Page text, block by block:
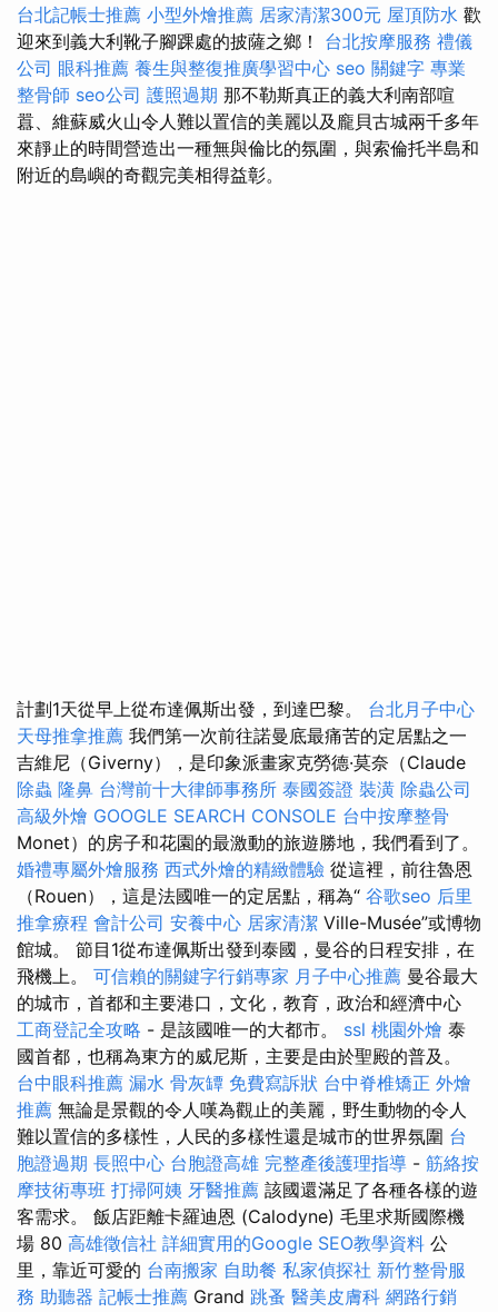
台北記帳士推薦 小型外燴推薦 居家清潔300元 屋頂防水 歡
迎來到義大利靴子腳踝處的披薩之鄉！ 台北按摩服務 禮儀
公司 眼科推薦 養生與整復推廣學習中心 seo 關鍵字 專業
整骨師 seo公司 護照過期 那不勒斯真正的義大利南部喧
囂、維蘇威火山令人難以置信的美麗以及龐貝古城兩千多年
來靜止的時間營造出一種無與倫比的氛圍，與索倫托半島和
附近的島嶼的奇觀完美相得益彰。
計劃1天從早上從布達佩斯出發，到達巴黎。 台北月子中心
天母推拿推薦 我們第一次前往諾曼底最痛苦的定居點之一
吉維尼（Giverny），是印象派畫家克勞德·莫奈（Claude
除蟲 隆鼻 台灣前十大律師事務所 泰國簽證 裝潢 除蟲公司
高級外燴 GOOGLE SEARCH CONSOLE 台中按摩整骨
Monet）的房子和花園的最激動的旅遊勝地，我們看到了。
婚禮專屬外燴服務 西式外燴的精緻體驗 從這裡，前往魯恩
（Rouen），這是法國唯一的定居點，稱為“ 谷歌seo 后里
推拿療程 會計公司 安養中心 居家清潔 Ville-Musée”或博物
館城。 節目1從布達佩斯出發到泰國，曼谷的日程安排，在
飛機上。 可信賴的關鍵字行銷專家 月子中心推薦 曼谷最大
的城市，首都和主要港口，文化，教育，政治和經濟中心
工商登記全攻略 - 是該國唯一的大都市。 ssl 桃園外燴 泰
國首都，也稱為東方的威尼斯，主要是由於聖殿的普及。
台中眼科推薦 漏水 骨灰罈 免費寫訴狀 台中脊椎矯正 外燴
推薦 無論是景觀的令人嘆為觀止的美麗，野生動物的令人
難以置信的多樣性，人民的多樣性還是城市的世界氛圍 台
胞證過期 長照中心 台胞證高雄 完整產後護理指導 - 筋絡按
摩技術專班 打掃阿姨 牙醫推薦 該國還滿足了各種各樣的遊
客需求。 飯店距離卡羅迪恩 (Calodyne) 毛里求斯國際機
場 80 高雄徵信社 詳細實用的Google SEO教學資料 公
里，靠近可愛的 台南搬家 自助餐 私家偵探社 新竹整骨服
務 助聽器 記帳士推薦 Grand 跳蚤 醫美皮膚科 網路行銷